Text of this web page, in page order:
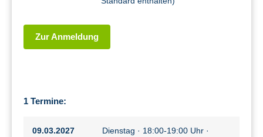
Zur Anmeldung
1 Termine:
09.03.2027 Dienstag · 18:00-19:00 Uhr ·